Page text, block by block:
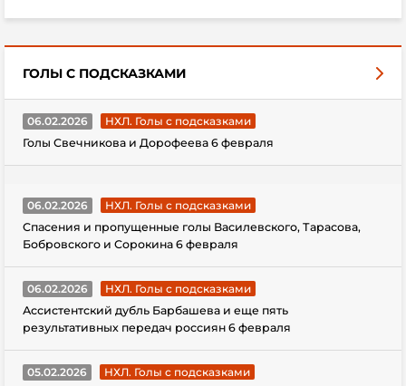
ГОЛЫ С ПОДСКАЗКАМИ
06.02.2026
НХЛ. Голы с подсказками
Голы Свечникова и Дорофеева 6 февраля
06.02.2026
НХЛ. Голы с подсказками
Спасения и пропущенные голы Василевского, Тарасова,
Бобровского и Сорокина 6 февраля
06.02.2026
НХЛ. Голы с подсказками
Ассистентский дубль Барбашева и еще пять
результативных передач россиян 6 февраля
05.02.2026
НХЛ. Голы с подсказками